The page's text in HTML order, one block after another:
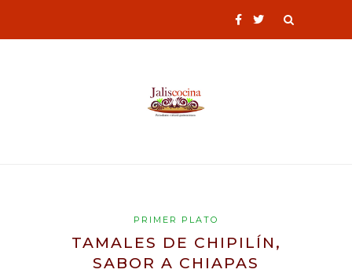
PRIMER PLATO
TAMALES DE CHIPILÍN,
SABOR A CHIAPAS